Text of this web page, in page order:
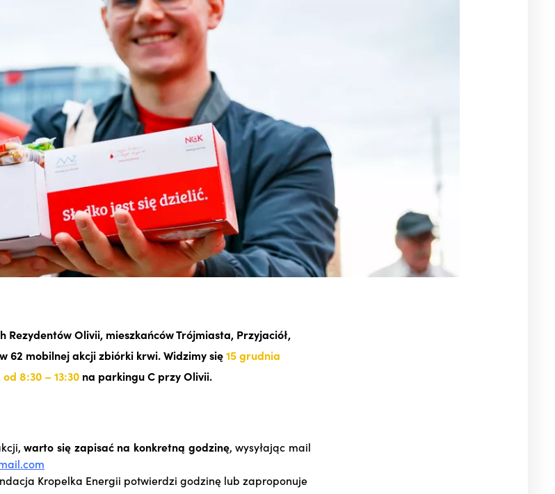
Rezydentów Olivii, mieszkańców Trójmiasta, Przyjaciół,
62 mobilnej akcji zbiórki krwi. Widzimy się15 grudnia
8:30 – 13:30na parkingu C przy Olivii.
warto się zapisać na konkretną godzinę, wysyłając mail
Kropelka Energii potwierdzi godzinę lub zaproponuje